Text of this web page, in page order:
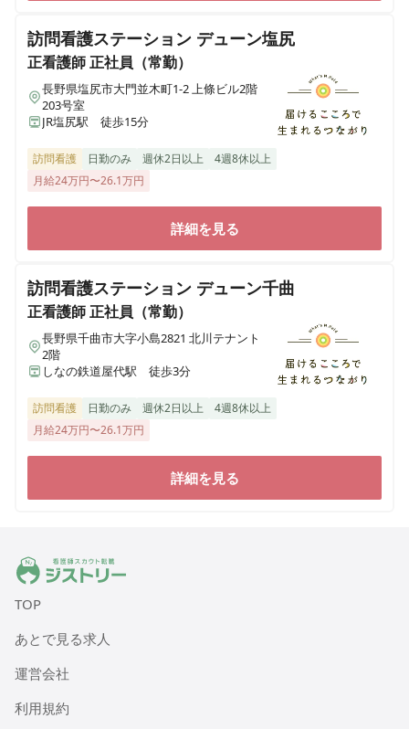
訪問看護ステーション デューン塩尻
正看護師正社員（常勤）
長野県塩尻市大門並木町1-2 上條ビル2階
203号室
JR塩尻駅 徒歩15分
訪問看護 日勤のみ 週休2日以上
4週8休以上
月給24万円〜26.1万円
詳細を見る
訪問看護ステーション デューン千曲
正看護師正社員（常勤）
長野県千曲市大字小島2821 北川テナント
2階
しなの鉄道屋代駅 徒歩3分
訪問看護 日勤のみ 週休2日以上
4週8休以上
月給24万円〜26.1万円
詳細を見る
ジストリー 看護師の転職マッチング
TOP
あとで見る求人
運営会社
利用規約